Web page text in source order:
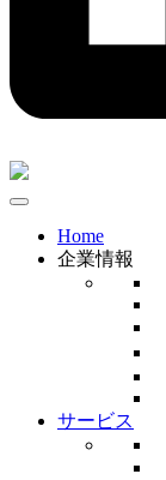
Home
企業情報
サービス